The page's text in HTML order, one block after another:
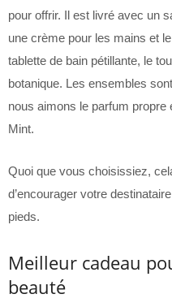
pour offrir. Il est livré avec un
une crème pour les mains et
tablette de bain pétillante, le
botanique. Les ensembles
nous aimons le parfum propre
Mint.
Quoi que vous choisissiez,
d’encourager votre
pieds.
Meilleur cadeau
beauté